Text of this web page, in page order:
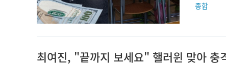
종합
최여진, "끝까지 보세요" 핼러윈 맞아 충